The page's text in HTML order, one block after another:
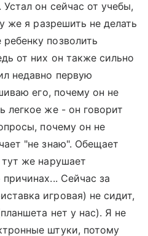
Устал он сейчас от учебы,
же я разрешить не делать
позволить
от них он также сильно
недавно первую
его, почему он не
легкое же - он говорит
почему он не
"не знаю". Обещает
же нарушает
Сейчас за
игровая) не сидит,
нет у нас). Я не
штуки, потому